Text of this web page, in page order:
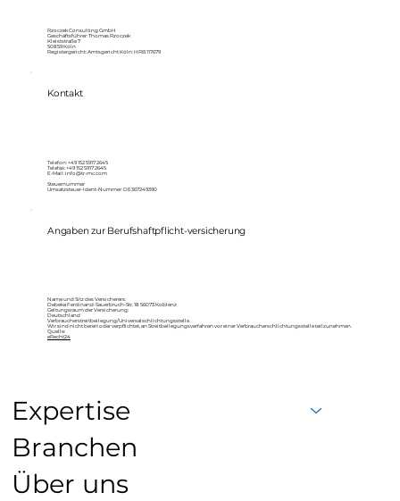
Rzoczek Consulting GmbH
Geschäftsführer: Thomas Rzoczek
Kleiststraße 7
50859 Köln
Registergericht: Amtsgericht Köln: HRB 117679
Kontakt
Telefon: +49 152 5917 2645
Telefax: +49 152 5917 2645
E-Mail: info@tr-mc.com
Steuernummer
Umsatzsteuer-Ident-Nummer: DE367249390
Angaben zur Berufshaftpflicht-versicherung
Name und Sitz des Versicherers:
Debeka Ferdinand-Sauerbruch-Str. 18 56073 Koblenz
Geltungsraum der Versicherung:
Deutschland
Verbraucherstreitbeilegung/Universalschlichtungsstelle
Wir sind nicht bereit oder verpflichtet, an Streitbeilegungsverfahren vor einer Verbraucherschlichtungsstelle teilzunehmen.
Quelle:
eRecht24
Expertise
Branchen
Über uns